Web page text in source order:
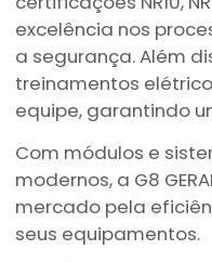
excelência nos
a segurança. Além
treinamentos
equipe, garantindo
Com módulos e
modernos, a G8
mercado pela
seus equipamentos.